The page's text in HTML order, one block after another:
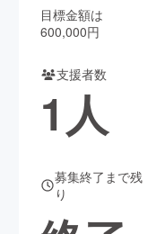
Creation
コミュニティ
目標金額は
600,000円
支援者数
1人
募集終了まで残
り